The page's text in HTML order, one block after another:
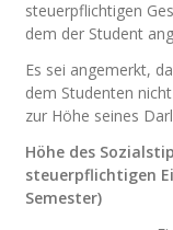
steuerpflichtigen
dem der Student
Es sei angemerkt,
dem Studenten
zur Höhe seines
Höhe des
steuerpflichtigen
Semester)